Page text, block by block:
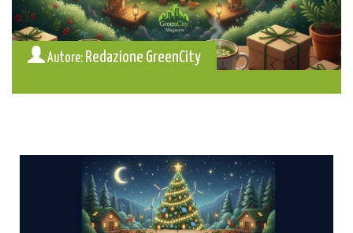
Autore: Redazione GreenCity